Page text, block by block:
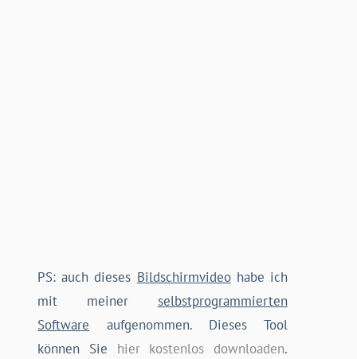
PS: auch dieses Bildschirmvideohabe ich
mit meiner selbstprogrammierten
Software aufgenommen. Dieses Tool
können Sie hier kostenlos downloaden.